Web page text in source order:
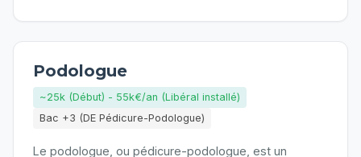
Podologue
~25k (Début) - 55k€/an (Libéral installé)
Bac +3 (DE Pédicure-Podologue)
Le podologue, ou pédicure-podologue, est un